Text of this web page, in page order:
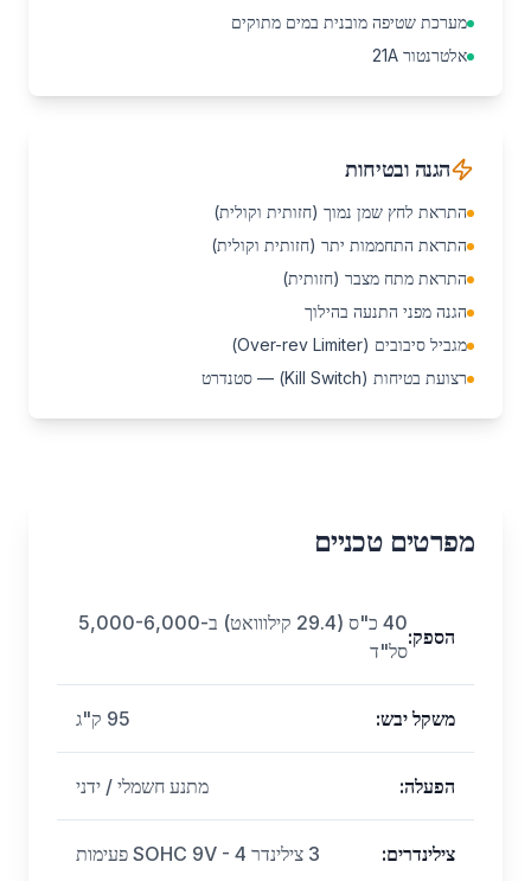
מערכת שטיפה מובנית במים מתוקים
אלטרנטור 21A
הגנה ובטיחות
התראת לחץ שמן נמוך (חזותית וקולית)
התראת התחממות יתר (חזותית וקולית)
התראת מתח מצבר (חזותית)
הגנה מפני התנעה בהילוך
מגביל סיבובים (Over-rev Limiter)
רצועת בטיחות (Kill Switch) — סטנדרט
מפרטים טכניים
הספק:
40 כ"ס (29.4 קילווואט) ב-5,000-6,000
סל"ד
משקל יבש: 95 ק"ג
הפעלה: מתנע חשמלי / ידני
צילינדרים: 3 צילינדר SOHC 9V - 4 פעימות